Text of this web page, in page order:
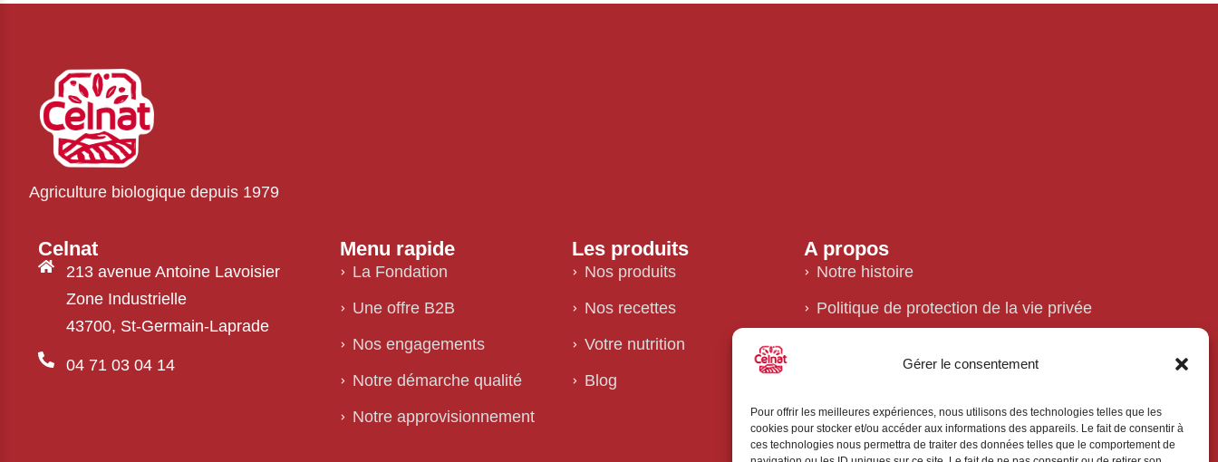
Gérer le consentement
Pour offrir les meilleures expériences, nous utilisons des technologies telles que les
cookies pour stocker et/ou accéder aux informations des appareils. Le fait de consentir à
ces technologies nous permettra de traiter des données telles que le comportement de
Agriculture biologique depuis 1979
Celnat
213 avenue Antoine Lavoisier
Zone Industrielle
43700, St-Germain-Laprade
04 71 03 04 14
Menu rapide
La Fondation
Une offre B2B
Nos engagements
Notre démarche qualité
Notre approvisionnement
Les produits
Nos produits
Nos recettes
Votre nutrition
Blog
A propos
Notre histoire
Politique de protection de la vie privée
Contact